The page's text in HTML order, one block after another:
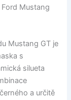
Mustang
Mustang GT je
s
silueta
a určitě